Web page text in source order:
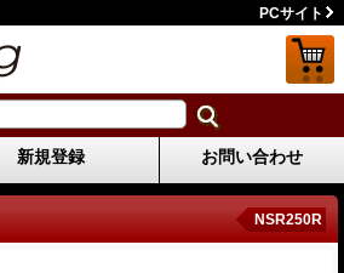
PCサイト
新規登録 お問い合わせ
NSR250R